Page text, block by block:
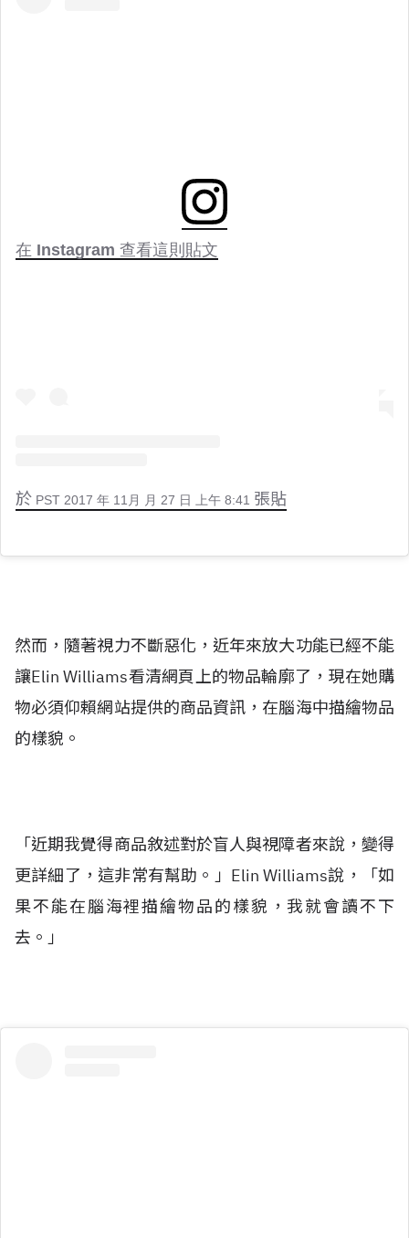
在 Instagram 查看這則貼文
於 PST 2017 年 11月 月 27 日 上午 8:41 張貼
然而，隨著視力不斷惡化，近年來放大功能已經不能
讓Elin Williams看清網頁上的物品輪廓了，現在她購
物必須仰賴網站提供的商品資訊，在腦海中描繪物品
的樣貌。
「近期我覺得商品敘述對於盲人與視障者來說，變得
更詳細了，這非常有幫助。」Elin Williams說，「如
果不能在腦海裡描繪物品的樣貌，我就會讀不下
去。」